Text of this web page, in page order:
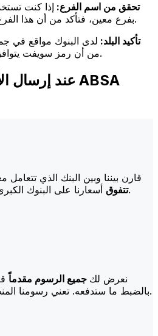
تحقق من اسم الفرع: إذا كنت
بفرع معين، فتأكد من أن هذا الفرع يطابق فرع المستلم.
تأكيد البلد: لدى البنوك مواقع في
من أن رمز سويفت يتوافق مع بلد البنك الوجهة.
قارن بيننا وبين البنك الذي تتعامل
تتفوقأسعارنا على البنوك الكبرى، مما يزيد من قيمة تحويلك.
نعرض لك جميع الرسوم مقدماً
بالضبط ما ستدفعه. تعني رسومنا المنخفضة المزيد من التوفير لك.